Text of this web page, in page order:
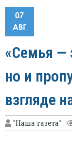
07
АВГ
«Семья —
но и
взгляде
"Наша газета"